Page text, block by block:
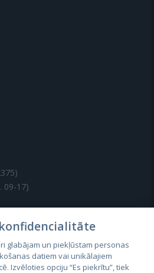
09-17)
glabājam un piekļūstam personas
datiem vai unikālajiem
Izvēloties opciju “Es piekrītu”, tiek